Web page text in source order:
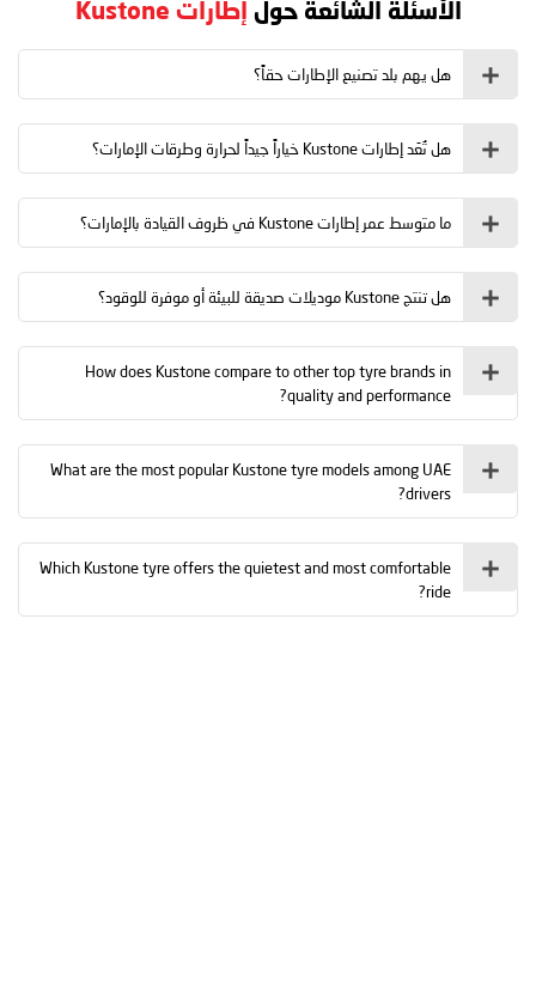
الأسئلة الشائعة حول إطارات Kustone
هل يهم بلد تصنيع الإطارات حقاً؟
هل تُعَد إطارات Kustone خياراً جيداً لحرارة وطرقات الإمارات؟
ما متوسط عمر إطارات Kustone في ظروف القيادة بالإمارات؟
هل تنتج Kustone موديلات صديقة للبيئة أو موفرة للوقود؟
How does Kustone compare to other top tyre brands in
quality and performance?
What are the most popular Kustone tyre models among UAE
drivers?
Which Kustone tyre offers the quietest and most comfortable
ride?